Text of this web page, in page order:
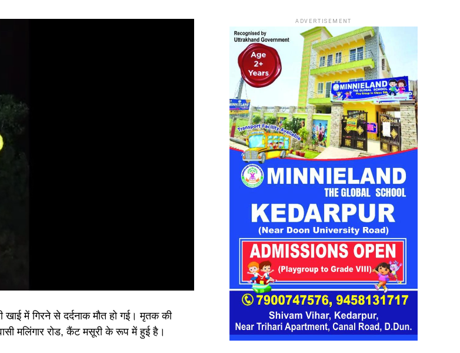
खाई में गिरने से दर्दनाक मौत हो गई। मृतक की
मलिंगार रोड, कैंट मसूरी के रूप में हुई है।
ADVERTISEMENT